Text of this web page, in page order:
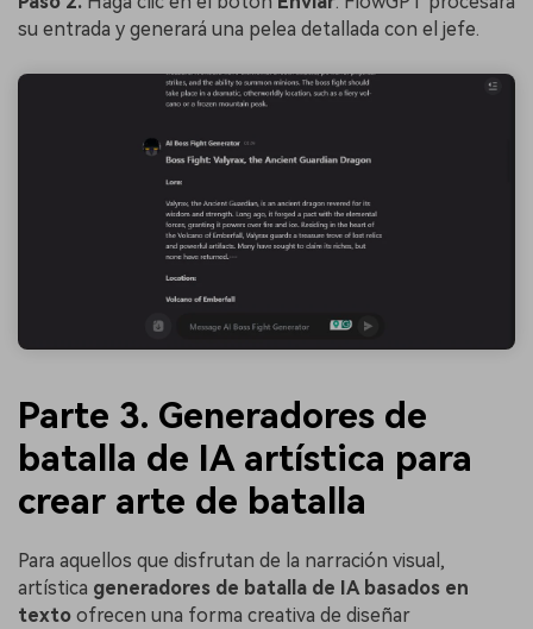
su entrada y generará una pelea detallada con el jefe.
Parte 3. Generadores de
batalla de IA artística para
crear arte de batalla
Para aquellos que disfrutan de la narración visual,
artística generadores de batalla de IA basados en
texto ofrecen una forma creativa de diseñar